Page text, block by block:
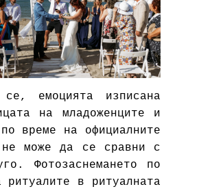
се, емоцията изписана
на младоженците и
време на официалните
не може да се сравни с
Фотозаснемането по
ритуалите в ритуалната